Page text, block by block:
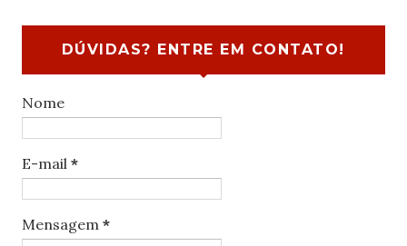
DÚVIDAS? ENTRE EM CONTATO!
Nome
E-mail *
Mensagem *